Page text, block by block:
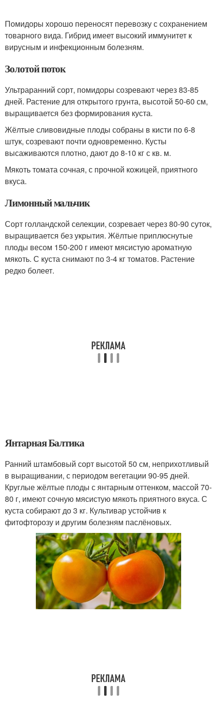
Помидоры хорошо переносят перевозку с сохранением
товарного вида. Гибрид имеет высокий иммунитет к
вирусным и инфекционным болезням.
Золотой поток
Ультраранний сорт, помидоры созревают через 83-85
дней. Растение для открытого грунта, высотой 50-60 см,
выращивается без формирования куста.
Жёлтые сливовидные плоды собраны в кисти по 6-8
штук, созревают почти одновременно. Кусты
высаживаются плотно, дают до 8-10 кг с кв. м.
Мякоть томата сочная, с прочной кожицей, приятного
вкуса.
Лимонный мальчик
Сорт голландской селекции, созревает через 80-90 суток,
выращивается без укрытия. Жёлтые приплюснутые
плоды весом 150-200 г имеют мясистую ароматную
мякоть. С куста снимают по 3-4 кг томатов. Растение
редко болеет.
Янтарная Балтика
Ранний штамбовый сорт высотой 50 см, неприхотливый
в выращивании, с периодом вегетации 90-95 дней.
Круглые жёлтые плоды с янтарным оттенком, массой 70-
80 г, имеют сочную мясистую мякоть приятного вкуса. С
куста собирают до 3 кг. Культивар устойчив к
фитофторозу и другим болезням паслёновых.